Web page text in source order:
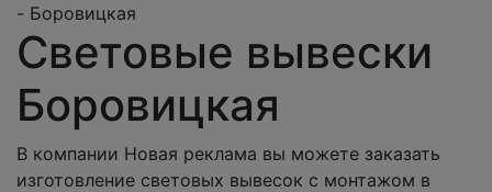
- Боровицкая
Световые вывески
Боровицкая
В компании Новая реклама вы можете заказать
изготовление световых вывесок с монтажом в